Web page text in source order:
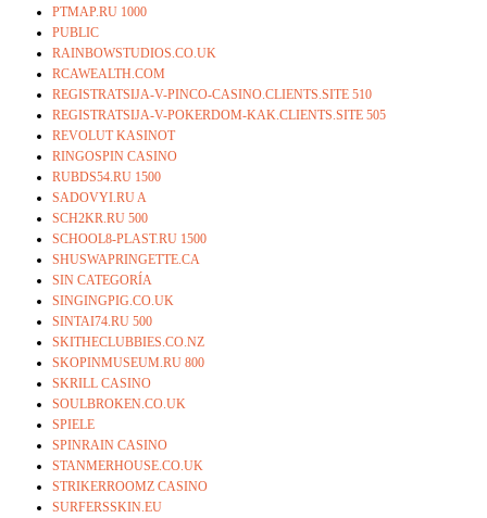
PTMAP.RU 1000
PUBLIC
RAINBOWSTUDIOS.CO.UK
RCAWEALTH.COM
REGISTRATSIJA-V-PINCO-CASINO.CLIENTS.SITE 510
REGISTRATSIJA-V-POKERDOM-KAK.CLIENTS.SITE 505
REVOLUT KASINOT
RINGOSPIN CASINO
RUBDS54.RU 1500
SADOVYI.RU A
SCH2KR.RU 500
SCHOOL8-PLAST.RU 1500
SHUSWAPRINGETTE.CA
SIN CATEGORÍA
SINGINGPIG.CO.UK
SINTAI74.RU 500
SKITHECLUBBIES.CO.NZ
SKOPINMUSEUM.RU 800
SKRILL CASINO
SOULBROKEN.CO.UK
SPIELE
SPINRAIN CASINO
STANMERHOUSE.CO.UK
STRIKERROOMZ CASINO
SURFERSSKIN.EU